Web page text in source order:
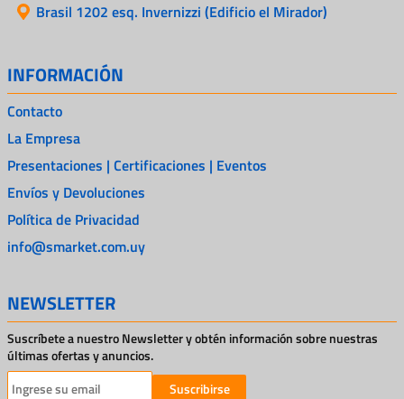
Brasil 1202 esq. Invernizzi (Edificio el Mirador)
INFORMACIÓN
Contacto
La Empresa
Presentaciones | Certificaciones | Eventos
Envíos y Devoluciones
Política de Privacidad
info@smarket.com.uy
NEWSLETTER
Suscríbete a nuestro Newsletter y obtén información sobre nuestras
últimas ofertas y anuncios.
Suscribirse